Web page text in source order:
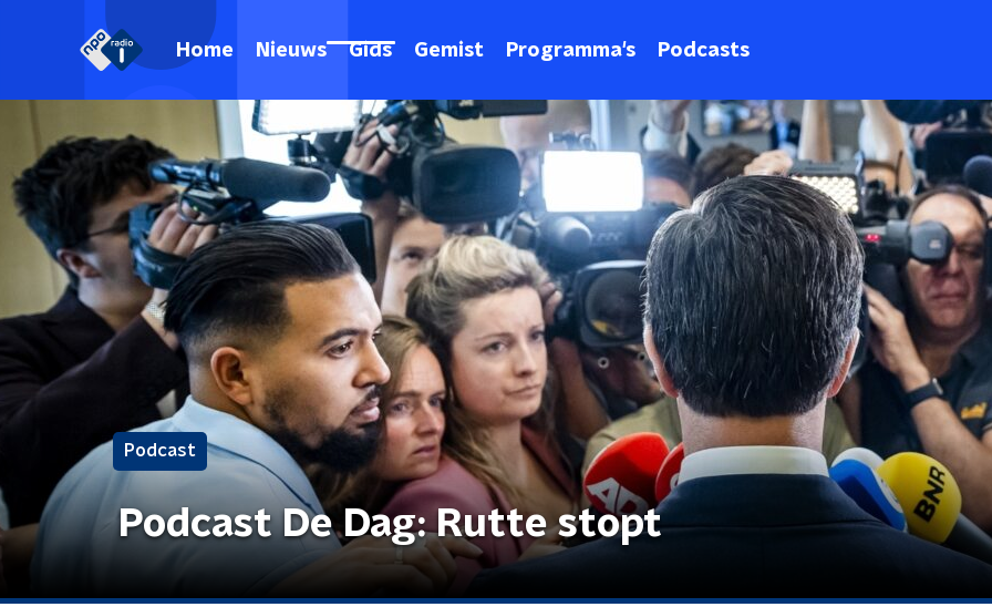
Home Nieuws Gids Gemist Programma's Podcasts
Podcast
Podcast De Dag: Rutte stopt